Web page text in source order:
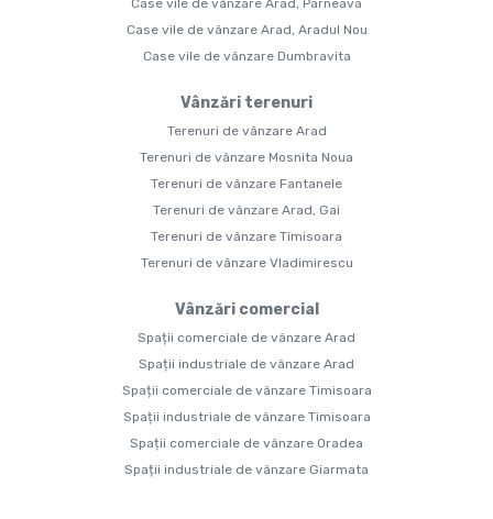
Case vile de vânzare Arad, Parneava
Case vile de vânzare Arad, Aradul Nou
Case vile de vânzare Dumbravita
Vânzări terenuri
Terenuri de vânzare Arad
Terenuri de vânzare Mosnita Noua
Terenuri de vânzare Fantanele
Terenuri de vânzare Arad, Gai
Terenuri de vânzare Timisoara
Terenuri de vânzare Vladimirescu
Vânzări comercial
Spații comerciale de vânzare Arad
Spații industriale de vânzare Arad
Spații comerciale de vânzare Timisoara
Spații industriale de vânzare Timisoara
Spații comerciale de vânzare Oradea
Spații industriale de vânzare Giarmata